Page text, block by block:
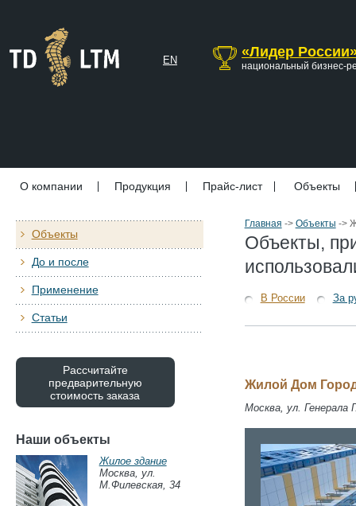
EN
«Лидер
национальный бизнес-
О компании Продукция Прайс-лист Объекты
Главная -> Объекты ->
Объекты,
В России За
Жилой Дом
Москва, ул. Генерала
Объекты
До и после
Применение
Статьи
Рассчитайте
предварительную
стоимость заказа
Наши объекты
Жилое здание
Москва, ул.
М.Филевская, 34